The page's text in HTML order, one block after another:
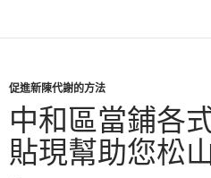
促進新陳代謝的方法
中和區當鋪各
貼現幫助您松